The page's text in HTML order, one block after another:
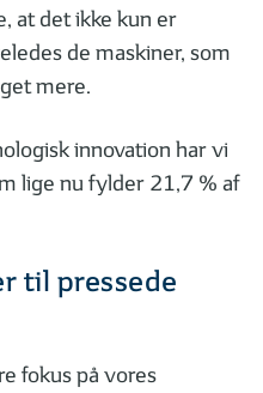
at det ikke kun er
de maskiner, som
mere.
innovation har vi
lige nu fylder 21,7 % af
til pressede
fokus på vores